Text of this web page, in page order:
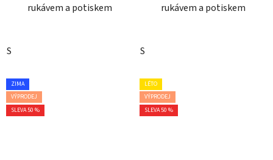
rukávem a potiskem
S
rukávem a potiskem
S
ZIMA
VÝPRODEJ
SLEVA 50 %
LÉTO
VÝPRODEJ
SLEVA 50 %